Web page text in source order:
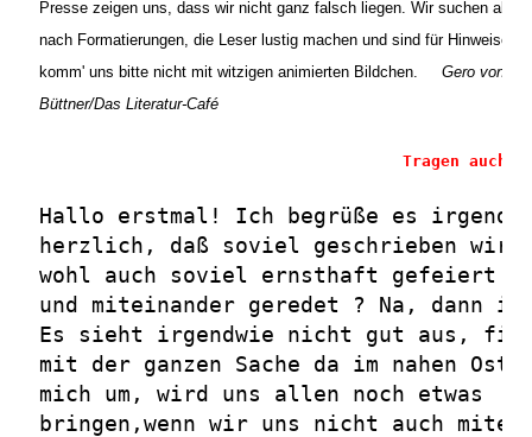
Presse zeigen uns, dass wir nicht ganz falsch liegen. Wir suchen aber
nach Formatierungen, die Leser lustig machen und sind für Hinweise
komm' uns bitte nicht mit witzigen animierten Bildchen. Gero von
Büttner/Das Literatur-Café
Tragen auch
Hallo erstmal! Ich begrüße es
herzlich, daß soviel geschrieben
wohl auch soviel ernsthaft gefeiert ?
und miteinander geredet ? Na, dann
Es sieht irgendwie nicht gut aus,
mit der ganzen Sache da im nahen
mich um, wird uns allen noch etwas
bringen,wenn wir uns nicht auch